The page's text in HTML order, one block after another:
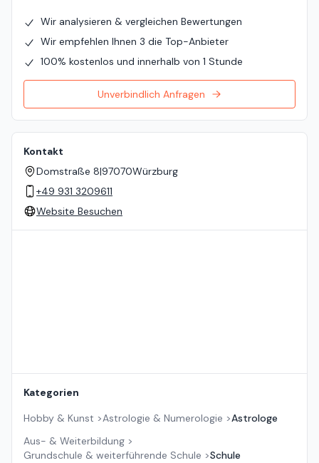
Wir analysieren & vergleichen Bewertungen
Wir empfehlen Ihnen 3 die Top-Anbieter
100% kostenlos und innerhalb von 1 Stunde
Unverbindlich Anfragen
Kontakt
Domstraße 8|97070Würzburg
+49 931 3209611
Website Besuchen
Kategorien
Hobby & Kunst >Astrologie & Numerologie >Astrologe
Aus- & Weiterbildung >
Grundschule & weiterführende Schule >Schule